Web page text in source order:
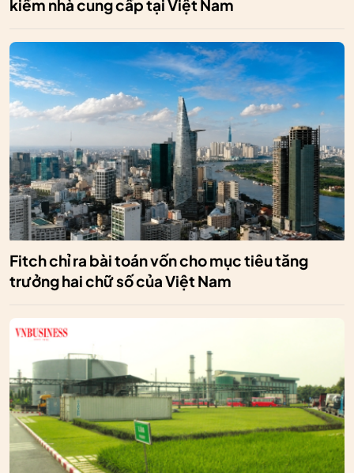
kiếm nhà cung cấp tại Việt Nam
Fitch chỉ ra bài toán vốn cho mục tiêu tăng
trưởng hai chữ số của Việt Nam